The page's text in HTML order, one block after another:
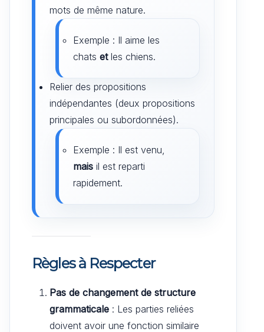
mots de même nature.
Exemple : Il aime les
chats etles chiens.
Relier des propositions
indépendantes (deux propositions
principales ou subordonnées).
Exemple : Il est venu,
mais il est reparti
rapidement.
Règles à Respecter
Pas de changement de structure
grammaticale : Les parties reliées
doivent avoir une fonction similaire